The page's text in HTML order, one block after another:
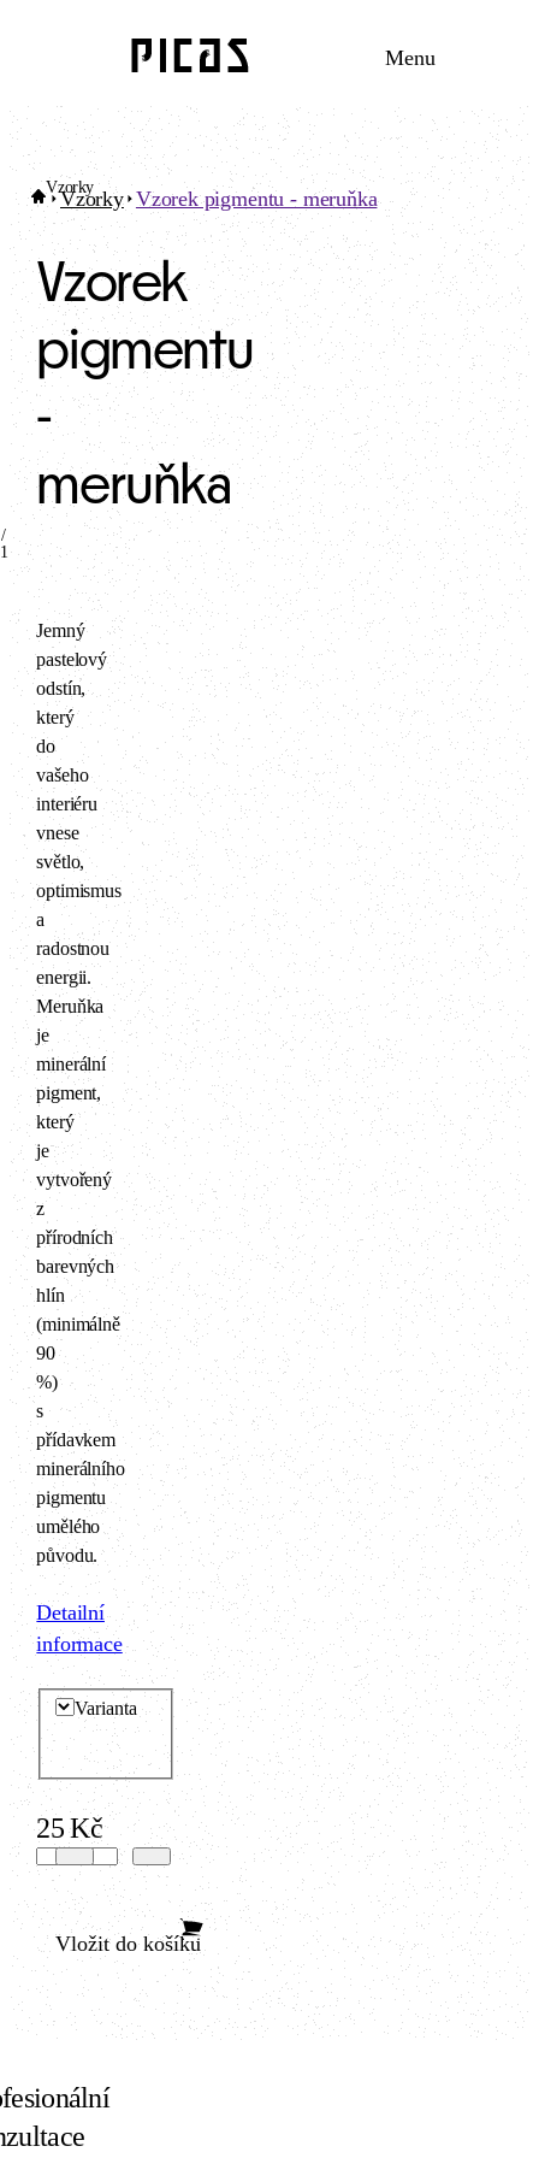
Menu
Vzorky Vzorek pigmentu - meruňka
Vzorky
Vzorek
pigmentu
-
meruňka
Jemný
pastelový
odstín,
který
do
vašeho
interiéru
vnese
světlo,
optimismus
a
radostnou
energii.
Meruňka
je
minerální
pigment,
který
je
vytvořený
z
přírodních
barevných
hlín
(minimálně
90
%)
s
přídavkem
minerálního
pigmentu
umělého
původu.
Detailní
informace
Varianta
25 Kč
Vložit do košíku
/
1